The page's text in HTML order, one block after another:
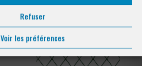
Refuser
Voir les préférences